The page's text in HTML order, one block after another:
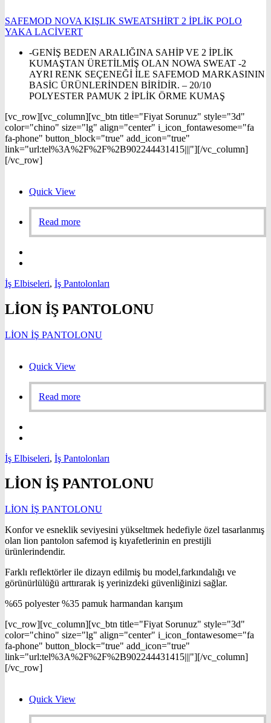
SAFEMOD NOVA KIŞLIK SWEATSHİRT 2 İPLİK POLO
YAKA LACİVERT
-GENİŞ BEDEN ARALIĞINA SAHİP VE 2 İPLİK
KUMAŞTAN ÜRETİLMİŞ OLAN NOWA SWEAT -2
AYRI RENK SEÇENEĞİ İLE SAFEMOD MARKASININ
BASİC ÜRÜNLERİNDEN BİRİDİR. – 20/10
POLYESTER PAMUK 2 İPLİK ÖRME KUMAŞ
[vc_row][vc_column][vc_btn title="Fiyat Sorunuz" style="3d"
color="chino" size="lg" align="center" i_icon_fontawesome="fa
fa-phone" button_block="true" add_icon="true"
link="url:tel%3A%2F%2F%2B902244431415|||"][/vc_column]
[/vc_row]
Quick View
Read more
İş Elbiseleri, İş Pantolonları
LİON İŞ PANTOLONU
LİON İŞ PANTOLONU
Quick View
Read more
İş Elbiseleri, İş Pantolonları
LİON İŞ PANTOLONU
LİON İŞ PANTOLONU
Konfor ve esneklik seviyesini yükseltmek hedefiyle özel tasarlanmış
olan lion pantolon safemod iş kıyafetlerinin en prestijli
ürünlerindendir.
Farklı reflektörler ile dizayn edilmiş bu model,farkındalığı ve
görünürlülüğü arttırarak iş yerinizdeki güvenliğinizi sağlar.
%65 polyester %35 pamuk harmandan karışım
[vc_row][vc_column][vc_btn title="Fiyat Sorunuz" style="3d"
color="chino" size="lg" align="center" i_icon_fontawesome="fa
fa-phone" button_block="true" add_icon="true"
link="url:tel%3A%2F%2F%2B902244431415|||"][/vc_column]
[/vc_row]
Quick View